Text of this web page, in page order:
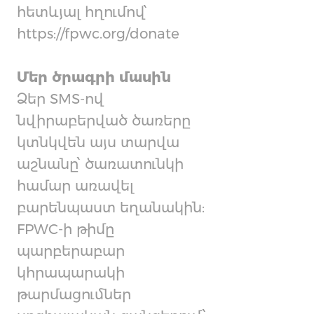
հետևյալ հղումով՝
https://fpwc.org/donate
Մեր ծրագրի մասին
Ձեր SMS-ով
նվիրաբերված ծառերը
կտնկվեն այս տարվա
աշնանը՝ ծառատունկի
համար առավել
բարենպաստ եղանակին:
FPWC-ի թիմը
պարբերաբար
կհրապարակի
թարմացումներ